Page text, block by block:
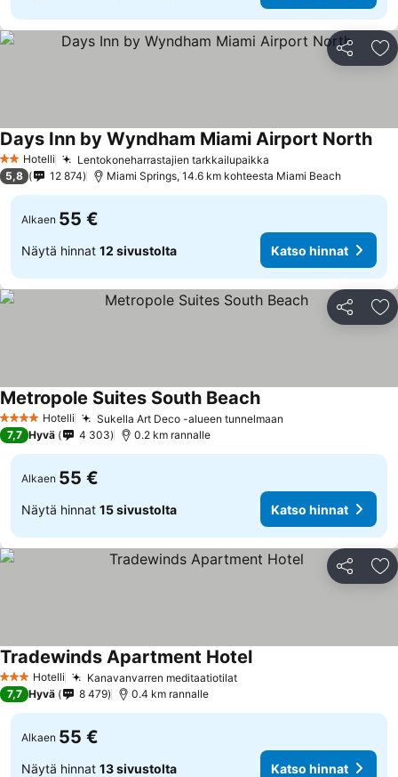
Jaa
2 Tähtiluokitus
Hotelli Lentokoneharrastajien tarkkailupaikka
Days Inn by Wyndham Miami Airport North
5,8 12 874 Miami Springs, 14.6 km kohteesta Miami Beach
Alkaen 55 €
Näytä hinnat 12 sivustolta Katso hinnat
Jaa
4 Tähtiluokitus
Hotelli Sukella Art Deco -alueen tunnelmaan
Metropole Suites South BeachKatso hinnat
7,7 Hyvä 4 303 0.2 km rannalle
Alkaen 55 €
Näytä hinnat 15 sivustolta Katso hinnat
Jaa
3 Tähtiluokitus
Hotelli Kanavanvarren meditaatiotilatKatso hinnat
Tradewinds Apartment HotelKatso hinnat
7,7 Hyvä 8 479 0.4 km rannalle
Alkaen 55 €
Näytä hinnat 13 sivustolta Katso hinnat